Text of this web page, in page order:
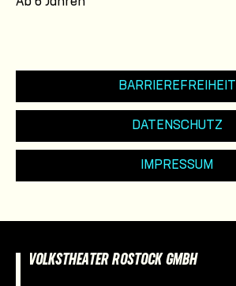
BARRIEREFREIHEIT
DATENSCHUTZ
IMPRESSUM
VOLKSTHEATER ROSTOCK GMBH